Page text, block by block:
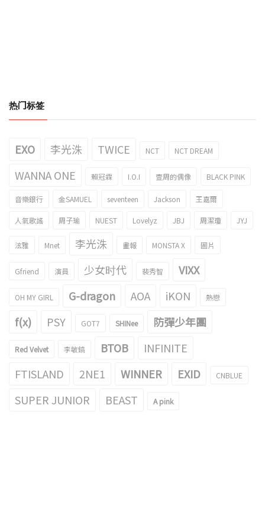
热门标签
EXO 李光洙 TWICE NCT NCT DREAM
WANNA ONE 賴冠霖 I.O.I 壹周的偶像 BLACK PINK
音樂銀行 金SAMUEL seventeen Jackson 王嘉爾
人氣歌謠 周子瑜 NUEST Lovelyz JBJ 周潔瓊 JYJ
泫雅 Mnet 李光洙 畫報 MONSTA X 圖片
Gfriend 演員 少女时代 裴秀智 VIXX
OH MY GIRL G-dragon AOA iKON 熱戀
f(x) PSY GOT7 SHINee 防彈少年團
Red Velvet 李敏鎬 BTOB
INFINITE
FTISLAND
2NE1 WINNER EXID CNBLUE
SUPER JUNIOR BEAST A pink